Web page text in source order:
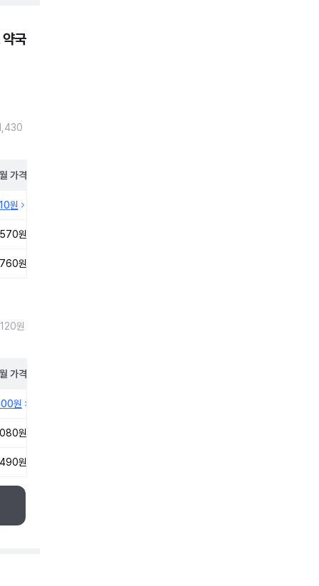
국
가격
원
원
원
원
가격
원
원
원